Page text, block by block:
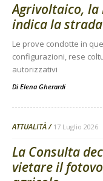
Agrivoltaico, la
indica la strada
Le prove condotte in
configurazioni, rese
autorizzativi
Di Elena Gherardi
ATTUALITÀ 17 Luglio 2026
La Consulta
vietare il